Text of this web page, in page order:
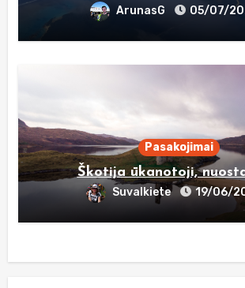
ArunasG 05/07/
Pasakojimai
Škotija ūkanotoji,
Suvalkiete 19/06/